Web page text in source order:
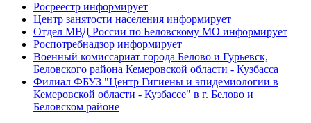
Росреестр информирует
Центр занятости населения информирует
Отдел МВД России по Беловскому МО информирует
Роспотребнадзор информирует
Военный комиссариат города Белово и Гурьевск,
Беловского района Кемеровской области - Кузбасса
Филиал ФБУЗ "Центр Гигиены и эпидемиологии в
Кемеровской области - Кузбассе" в г. Белово и
Беловском районе